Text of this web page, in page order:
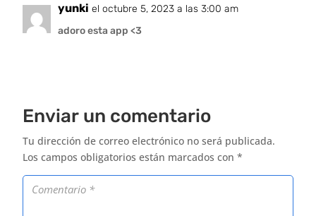
yunki el octubre 5, 2023 a las 3:00 am
adoro esta app <3
Enviar un comentario
Tu dirección de correo electrónico no será publicada.
Los campos obligatorios están marcados con*